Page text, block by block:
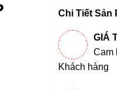
Chi Tiết Sản
GIÁ
Cam
Khách hàng